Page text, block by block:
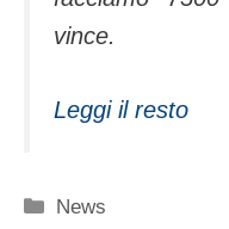
vince.
Leggi il resto
Categorie
News